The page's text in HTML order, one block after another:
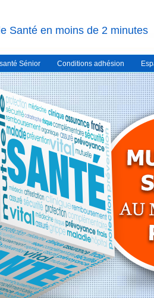
Santé en moins de 2 minutes
Sénior Conditions adhésion